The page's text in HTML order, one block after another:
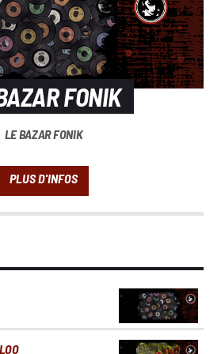
FONIK
LE BAZAR FONIK